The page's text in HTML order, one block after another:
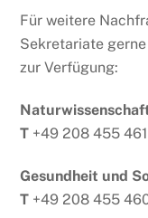
Für weitere
Sekretariate
zur Verfügung:
T +49 208 455
Gesundheit und
T +49 208 455